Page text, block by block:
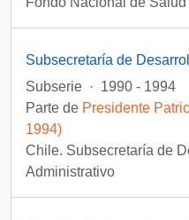
Subserie · 1990 - 1994
Parte de Presidente
1994)
Chile. Subsecretaría de
Administrativo